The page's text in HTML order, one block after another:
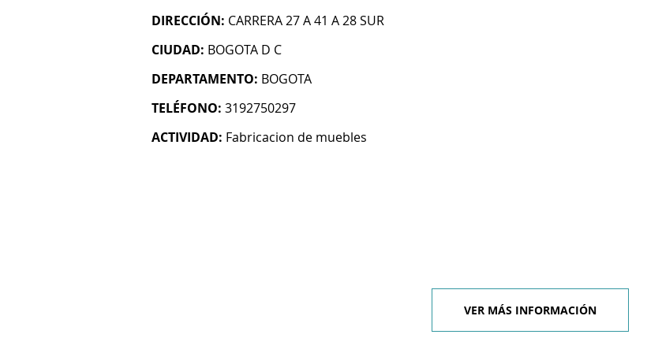
DIRECCIÓN: CARRERA 27 A 41 A 28 SUR
CIUDAD: BOGOTA D C
DEPARTAMENTO: BOGOTA
TELÉFONO: 3192750297
ACTIVIDAD: Fabricacion de muebles
VER MÁS INFORMACIÓN